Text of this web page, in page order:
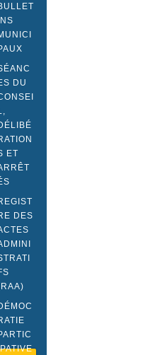
DU
ET
DES